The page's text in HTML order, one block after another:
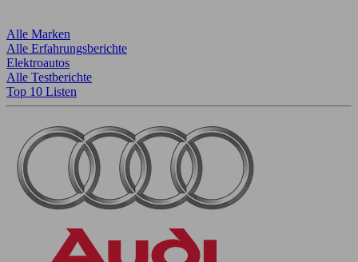
Alle Marken
Alle Erfahrungsberichte
Elektroautos
Alle Testberichte
Top 10 Listen